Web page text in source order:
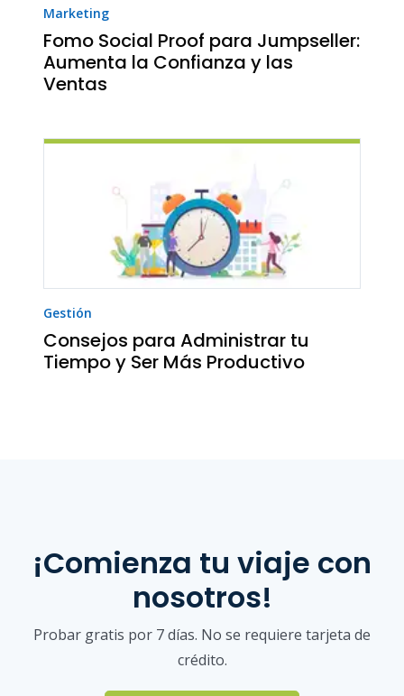
Marketing
Fomo Social Proof para Jumpseller:
Aumenta la Confianza y las
Ventas
Gestión
Consejos para Administrar tu
Tiempo y Ser Más Productivo
¡Comienza tu viaje con
nosotros!
Probar gratis por 7 días. No se requiere tarjeta de
crédito.